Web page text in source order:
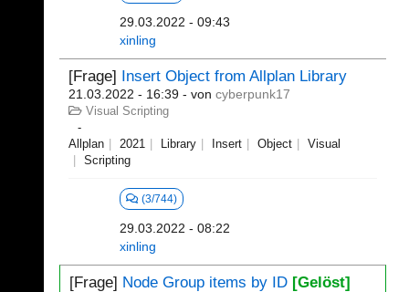
29.03.2022 - 09:43
xinling
[Frage] Insert Object from Allplan Library
21.03.2022 - 16:39 - von cyberpunk17
Visual Scripting
Allplan 2021 Library Insert Object
Visual
Scripting
(3/744)
29.03.2022 - 08:22
xinling
[Frage] Node Group items by ID [Gelöst]